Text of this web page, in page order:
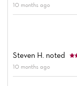
10 months ago
Steven H. noted
10 months ago